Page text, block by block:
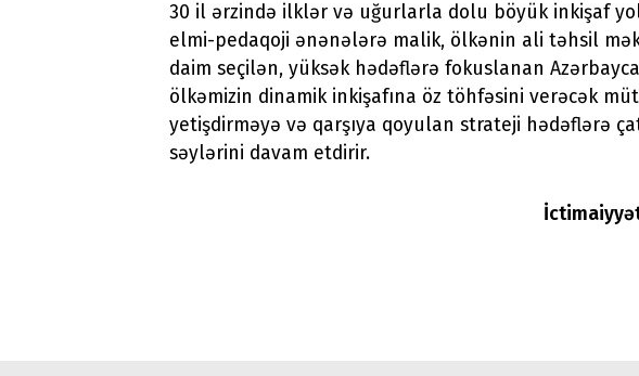
30 il ərzində ilklər və uğurlarla dolu böyük inkişaf
elmi-pedaqoji ənənələrə malik, ölkənin ali təhsil
daim seçilən, yüksək hədəflərə fokuslanan
ölkəmizin dinamik inkişafına öz töhfəsini verəcək
yetişdirməyə və qarşıya qoyulan strateji hədəflərə
səylərini davam etdirir.